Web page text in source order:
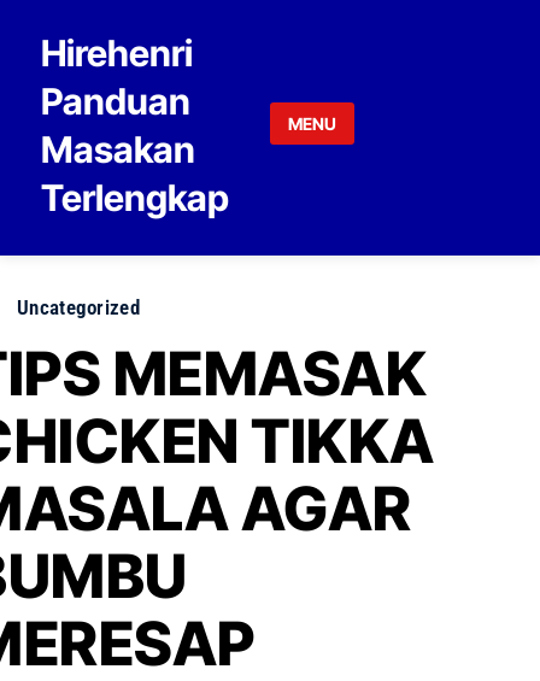
Hirehenri
Panduan
Masakan
Terlengkap
MENU
Uncategorized
MEMASAK
TIKKA
AGAR